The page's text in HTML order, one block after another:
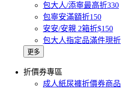
包大人/添寧最高折330
包寧安滿額折150
安安/安親 2箱折$150
包大人指定品滿件現折
更多
折價券專區
成人紙尿褲折價券商品